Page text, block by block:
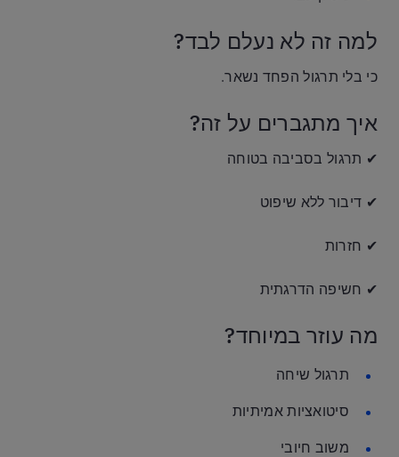
למה זה לא נעלם לבד?
כי בלי תרגול הפחד נשאר.
איך מתגברים על זה?
✔ תרגול בסביבה בטוחה
✔ דיבור ללא שיפוט
✔ חזרות
✔ חשיפה הדרגתית
מה עוזר במיוחד?
תרגול שיחה
סיטואציות אמיתיות
משוב חיובי